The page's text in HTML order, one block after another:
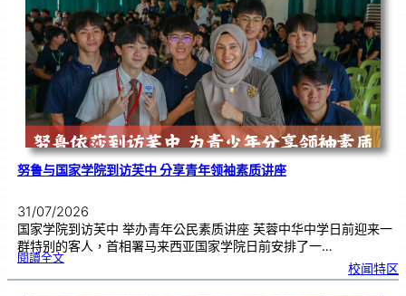
《
奏
花
悦
韵
》
圆
满
演
出
努鲁与国家学院到访芙中 分享青年领袖素质讲座
31/07/2026
国家学院到访芙中 举办青年公民素质讲座 芙蓉中华中学日前迎来一
群特别的客人，首相署马来西亚国家学院日前安排了一…
閱讀全文:努
与
国
校闻特区